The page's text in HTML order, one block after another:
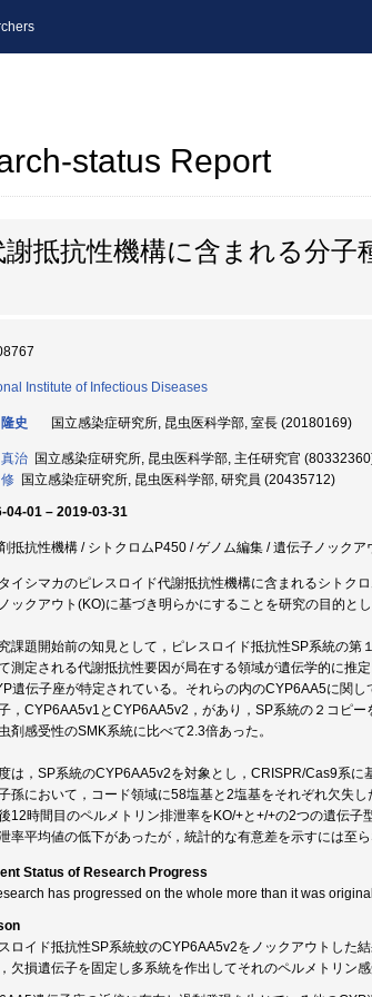
status Report
抵抗性機構に含まれる分子
Institute of Infectious Diseases
史 国立感染症研究所, 昆虫医科学部, 室長 (20180169)
治 国立感染症研究所, 昆虫医科学部, 主任研究官
国立感染症研究所, 昆虫医科学部, 研究員 (20435712)
04-01 – 2019-03-31
抵抗性機構 / シトクロムP450 / ゲノム編集 / 遺伝子ノックア
イシマカのピレスロイド代謝抵抗性機構に含まれるシトク
ックアウト(KO)に基づき明らかにすることを研究の目的とし
課題開始前の知見として，ピレスロイド抵抗性SP系統の
測定される代謝抵抗性要因が局在する領域が遺伝学的に推
遺伝子座が特定されている。それらの内のCYP6AA5に関
，CYP6AA5v1とCYP6AA5v2，があり，SP系統の２コピ
剤感受性のSMK系統に比べて2.3倍あった。
は，SP系統のCYP6AA5v2を対象とし，CRISPR/Cas9系
孫において，コード領域に58塩基と2塩基をそれぞれ欠失
12時間目のペルメトリン排泄率をKO/+と+/+の2つの遺伝
率平均値の低下があったが，統計的な有意差を示すには至ら
Status of Research Progress
has progressed on the whole more than it was
ロイド抵抗性SP系統蚊のCYP6AA5v2をノックアウトした
欠損遺伝子を固定し多系統を作出してそれのペルメトリン